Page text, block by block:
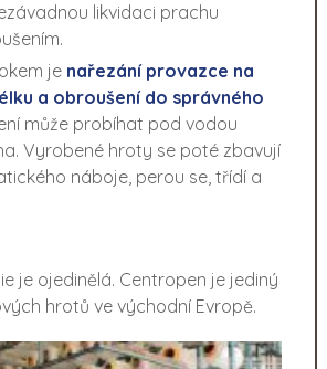
likvidaci prachu
je nařezání provazce na
a obroušení do správného
může probíhat pod vodou
Vyrobené hroty se poté zbavují
náboje, perou se, třídí a
je ojedinělá. Centropen je jediný
hrotů ve východní Evropě.